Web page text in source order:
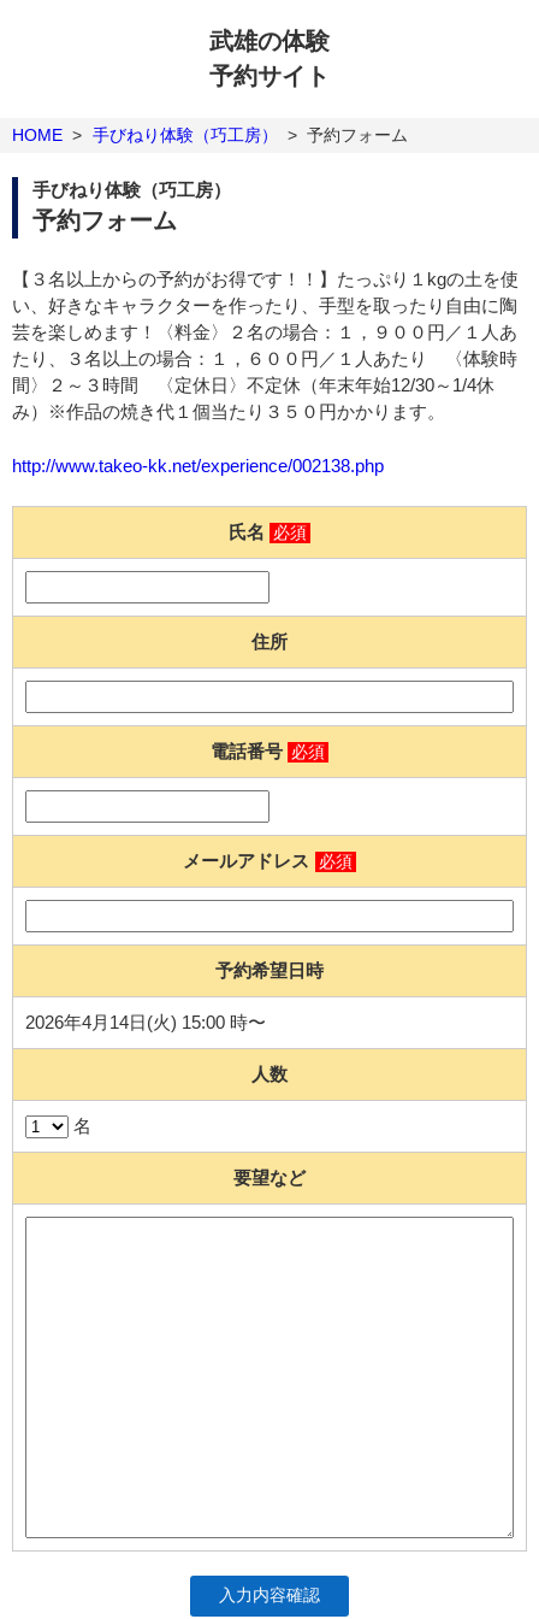
武雄の体験
予約サイト
HOME > 手びねり体験（巧工房） > 予約フォーム
手びねり体験（巧工房）
予約フォーム
【３名以上からの予約がお得です！！】たっぷり１kgの土を使
い、好きなキャラクターを作ったり、手型を取ったり自由に陶
芸を楽しめます！〈料金〉２名の場合：１，９００円／１人あ
たり、３名以上の場合：１，６００円／１人あたり 〈体験時
間〉２～３時間 〈定休日〉不定休（年末年始12/30～1/4休
み）※作品の焼き代１個当たり３５０円かかります。
http://www.takeo-kk.net/experience/002138.php
氏名 必須
住所
電話番号 必須
メールアドレス 必須
予約希望日時
2026年4月14日(火) 15:00 時〜
人数
名
要望など
入力内容確認